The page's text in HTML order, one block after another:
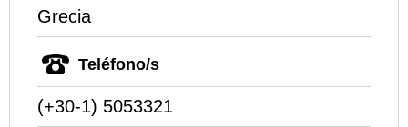
Grecia
Teléfono/s
(+30-1) 5053321